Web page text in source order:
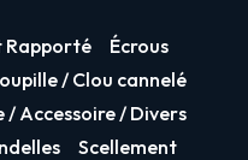
Rapporté
Écrous
/ Clou cannelé
Accessoire / Divers
Scellement